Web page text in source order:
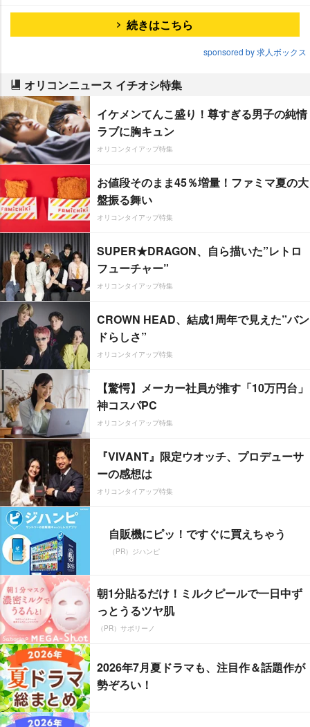
続きはこちら
sponsored by 求人ボックス
オリコンニュース イチオシ特集
イケメンてんこ盛り！尊すぎる男子の純情
ラブに胸キュン
オリコンタイアップ特集
お値段そのまま45％増量！ファミマ夏の大
盤振る舞い
オリコンタイアップ特集
SUPER★DRAGON、自ら描いた”レトロ
フューチャー”
オリコンタイアップ特集
CROWN HEAD、結成1周年で見えた”バン
ドらしさ”
オリコンタイアップ特集
【驚愕】メーカー社員が推す「10万円台」
神コスパPC
オリコンタイアップ特集
『VIVANT』限定ウオッチ、プロデューサ
ーの感想は
オリコンタイアップ特集
自販機にピッ！ですぐに買えちゃう
（PR）ジハンピ
朝1分貼るだけ！ミルクピールで一日中ず
っとうるツヤ肌
（PR）サボリーノ
2026年7月夏ドラマも、注目作＆話題作が
勢ぞろい！